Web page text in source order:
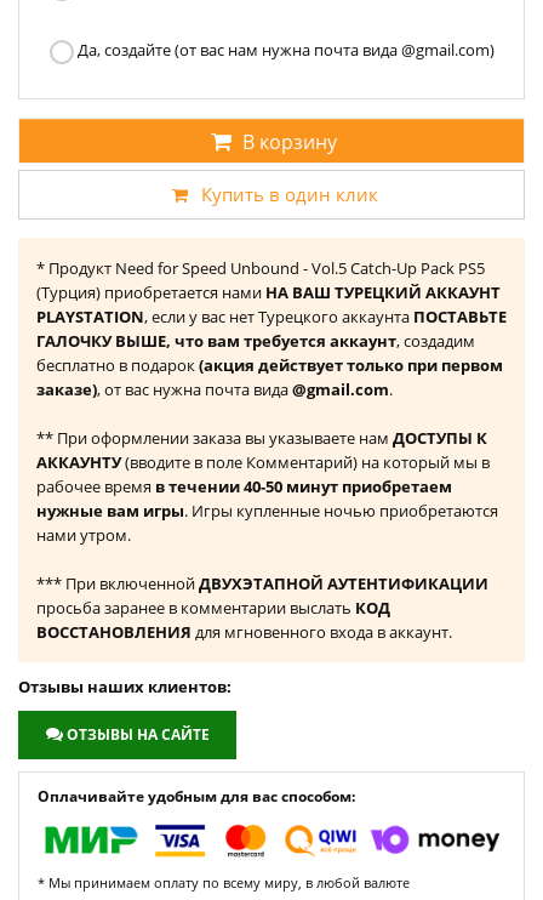
Да, создайте (от вас нам нужна почта вида @gmail.com)
В корзину
Купить в один клик
* Продукт Need for Speed Unbound - Vol.5 Catch-Up Pack PS5
(Турция) приобретается нами НА ВАШ ТУРЕЦКИЙ АККАУНТ
PLAYSTATION, если у вас нет Турецкого аккаунта ПОСТАВЬТЕ
ГАЛОЧКУ ВЫШЕ, что вам требуется аккаунт, создадим
бесплатно в подарок(акция действует только при первом
заказе), от вас нужна почта вида@gmail.com.
** При оформлении заказа вы указываете нам ДОСТУПЫ К
АККАУНТУ(вводите в поле Комментарий) на который мы в
рабочее время в течении 40-50 минут приобретаем
нужные вам игры. Игры купленные ночью приобретаются
нами утром.
*** При включеннойДВУХЭТАПНОЙ АУТЕНТИФИКАЦИИ
просьба заранее в комментарии выслать КОД
ВОССТАНОВЛЕНИЯ для мгновенного входа в аккаунт.
Отзывы наших клиентов:
ОТЗЫВЫ НА САЙТЕ
Оплачивайте удобным для вас способом:
* Мы принимаем оплату по всему миру, в любой валюте